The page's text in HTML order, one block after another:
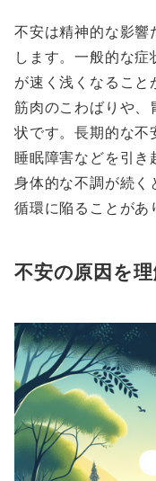
不安は精神的な影響
します。一般的な
が速く浅くなること
筋肉のこわばりや、
状です。長期的な不
睡眠障害などを引き
身体的な不調が続く
循環に陥ることがあ
不安の原因を